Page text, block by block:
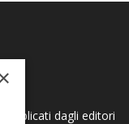
dagli editori